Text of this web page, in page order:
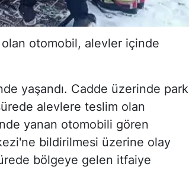
olan otomobil, alevler içinde
yaşandı. Cadde üzerinde park
alevlere teslim olan
yanan otomobili gören
bildirilmesi üzerine olay
bölgeye gelen itfaiye